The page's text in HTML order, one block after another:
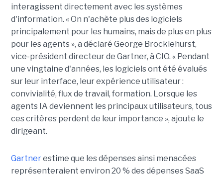
interagissent directement avec les systèmes
d'information. « On n'achète plus des logiciels
principalement pour les humains, mais de plus en plus
pour les agents », a déclaré George Brocklehurst,
vice-président directeur de Gartner, à CIO. « Pendant
une vingtaine d'années, les logiciels ont été évalués
sur leur interface, leur expérience utilisateur :
convivialité, flux de travail, formation. Lorsque les
agents IA deviennent les principaux utilisateurs, tous
ces critères perdent de leur importance », ajoute le
dirigeant.
Gartnerestime que les dépenses ainsi menacées
représenteraient environ 20 % des dépenses SaaS